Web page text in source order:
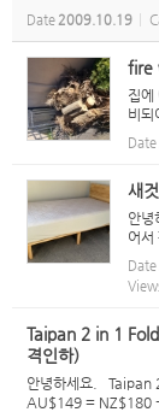
요. 또한, 도품
Date 2009.10.19
fire
집에
비되
바랍
다..
Date
새
안녕
어서
아직
라
Date
Taipan 2 in 1
격인하)
안녕하세요. Taipan
AU$149 = NZ$180